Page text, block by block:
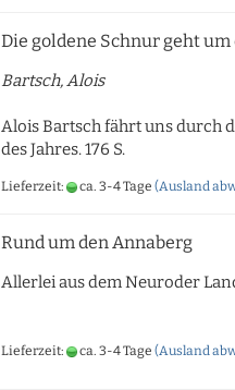
Die goldene Schnur geht um
Bartsch, Alois
Alois Bartsch fährt uns durch
des Jahres. 176 S.
Lieferzeit: ca. 3-4 Tage (Ausland
Rund um den Annaberg
Allerlei aus dem Neuroder
Lieferzeit: ca. 3-4 Tage (Ausland